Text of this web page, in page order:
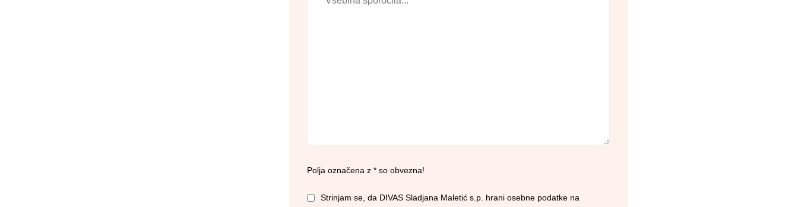
Polja označena z * so obvezna!
Strinjam se, da DIVAS Sladjana Maletić s.p. hrani osebne podatke na